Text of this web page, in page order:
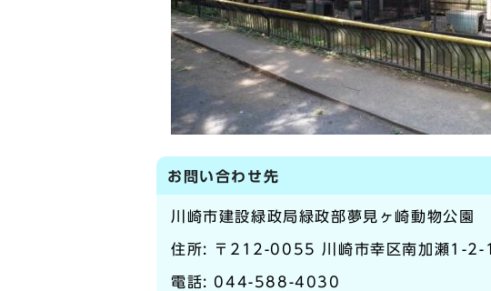
お問い合わせ先
川崎市建設緑政局緑政部夢見ヶ崎動物公園
住所: 〒212-0055 川崎市幸区南加瀬1-2-1
電話: 044-588-4030